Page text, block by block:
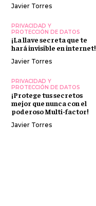
Javier Torres
PRIVACIDAD Y
PROTECCIÓN DE DATOS
¡La llave secreta que te
hará invisible en internet!
Javier Torres
PRIVACIDAD Y
PROTECCIÓN DE DATOS
¡Protege tus secretos
mejor que nunca con el
poderoso Multi-factor!
Javier Torres